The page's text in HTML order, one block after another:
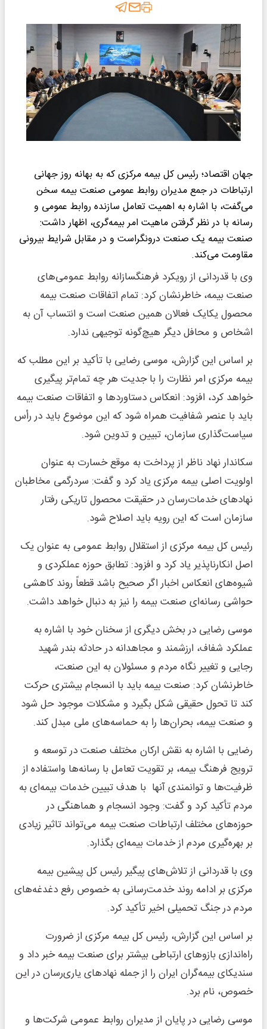
جهان اقتصاد؛ رئیس کل بیمه مرکزی که به بهانه روز جهانی
ارتباطات در جمع مدیران روابط عمومی صنعت بیمه سخن
می‌گفت، با اشاره به اهمیت تعامل سازنده روابط عمومی و
رسانه با در نظر گرفتن ماهیت امر بیمه‌گری، اظهار داشت:
صنعت بیمه یک صنعت درونگراست و در مقابل شرایط بیرونی
مقاومت می‌کند.
وی با قدردانی از رویکرد فرهنگسازانه روابط عمومی‌های
صنعت بیمه، خاطرنشان کرد: تمام اتفاقات صنعت بیمه
محصول یکایک فعالان همین صنعت است و انتساب آن به
اشخاص و محافل دیگر هیچ‌گونه توجیهی ندارد.
بر اساس این گزارش، موسی رضایی با تأکید بر این مطلب که
بیمه مرکزی امر نظارت را با جدیت هر چه تمام‌تر پیگیری
خواهد کرد، افزود: انعکاس دستاوردها و اتفاقات صنعت بیمه
باید با عنصر شفافیت همراه شود که این موضوع باید در رأس
سیاست‌گذاری سازمان، تبیین و تدوین شود.
سکاندار نهاد ناظر از پرداخت به موقع خسارت به عنوان
اولویت اصلی بیمه مرکزی یاد کرد و گفت: سردرگمی مخاطبان
نهادهای خدمات‌رسان در حقیقت محصول تاریکی رفتار
سازمان است که این رویه باید اصلاح شود.
رئیس کل بیمه مرکزی از استقلال روابط عمومی به عنوان یک
اصل انکارناپذیر یاد کرد و افزود: تطابق حوزه عملکردی و
شیوه‌های انعکاس اخبار اگر صحیح باشد قطعاً روند کاهشی
حواشی رسانه‌ای صنعت بیمه را نیز به دنبال خواهد داشت.
موسی رضایی در بخش دیگری از سخنان خود با اشاره به
عملکرد شفاف، ارزشمند و مجاهدانه در حادثه بندر شهید
رجایی و تغییر نگاه مردم و مسئولان به این صنعت،
خاطرنشان کرد: صنعت بیمه باید با انسجام بیشتری حرکت
کند تا تحول حقیقی شکل بگیرد و مشکلات موجود حل شود
و صنعت بیمه، بحران‌ها را به حماسه‌های ملی مبدل کند.
رضایی با اشاره به نقش ارکان مختلف صنعت در توسعه و
ترویج فرهنگ بیمه، بر تقویت تعامل با رسانه‌ها و‌استفاده از
ظرفیت‌ها و توانمندی آنها با هدف تبیین خدمات بیمه‌ای به
مردم تأکید کرد و گفت: وجود انسجام و هماهنگی در
حوزه‌های مختلف ارتباطات صنعت بیمه می‌تواند تاثیر زیادی
بر بهره‌گیری مردم از خدمات بیمه‌ای بگذارد.
وی با قدردانی از تلاش‌های پیگیر رئیس کل پیشین بیمه
مرکزی بر ادامه روند خدمت‌رسانی به خصوص رفع دغدغه‌های
مردم در جنگ تحمیلی اخیر تأکید کرد.
بر اساس این گزارش، رئیس کل بیمه مرکزی از ضرورت
راه‌اندازی بازوهای ارتباطی بیشتر برای صنعت بیمه خبر داد و
سندیکای بیمه‌گران ایران را از جمله نهادهای یاری‌رسان در این
خصوص، نام برد.
موسی رضایی در پایان از مدیران روابط عمومی شرکت‌ها و